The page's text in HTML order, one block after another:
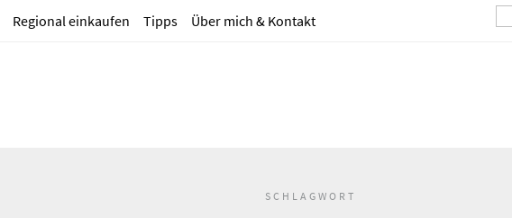
Regional einkaufen Tipps Über mich & Kontakt
SCHLAGWORT